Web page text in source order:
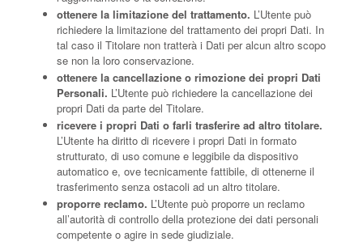
ottenere la limitazione del trattamento. L’Utente può
richiedere la limitazione del trattamento dei propri Dati. In
tal caso il Titolare non tratterà i Dati per alcun altro scopo
se non la loro conservazione.
ottenere la cancellazione o rimozione dei propri Dati
Personali. L’Utente può richiedere la cancellazione dei
propri Dati da parte del Titolare.
ricevere i propri Dati o farli trasferire ad altro titolare.
L’Utente ha diritto di ricevere i propri Dati in formato
strutturato, di uso comune e leggibile da dispositivo
automatico e, ove tecnicamente fattibile, di ottenerne il
trasferimento senza ostacoli ad un altro titolare.
proporre reclamo. L’Utente può proporre un reclamo
all’autorità di controllo della protezione dei dati personali
competente o agire in sede giudiziale.